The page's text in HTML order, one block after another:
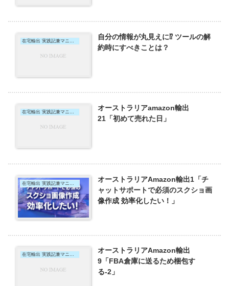
自分の情報が丸見えに⁉ ツールの解
約時にすべきことは？
在宅輸出 実践記兼マニュアル
オーストラリアamazon輸出
21「初めて売れた日」
オーストラリアAmazon輸出1「チ
ャットサポートで必須のスクショ画
像作成 効率化したい！」
在宅輸出 実践記兼マニュアル
オーストラリアAmazon輸出
9「FBA倉庫に送るため梱包す
る-2」